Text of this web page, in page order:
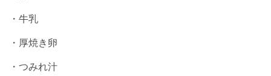
・牛乳
・厚焼き卵
・つみれ汁